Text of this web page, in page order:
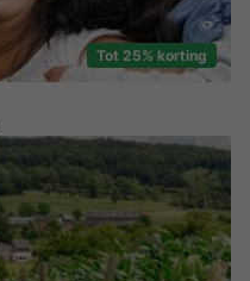
Tot 25% korting